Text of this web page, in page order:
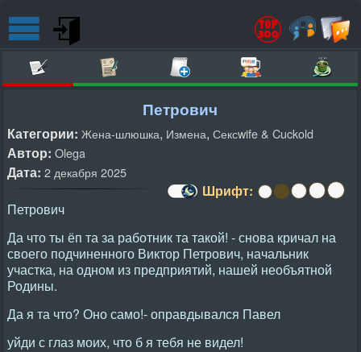
Петрович
Категории: Жена-шлюшка, Измена, Сексwife & Cuckold
Автор: Olega
Дата: 2 декабря 2025
Шрифт:
Петрович
Да что ты ёп та за работник та такой! - снова кричал на
своего подчиненного Виктор Петрович, начальник
участка, на одном из предприятий, нашей необъятной
Родины.
Да я та что? Оно само!- оправдывался Павел
уйди с глаз моих, что б я тебя не видел!